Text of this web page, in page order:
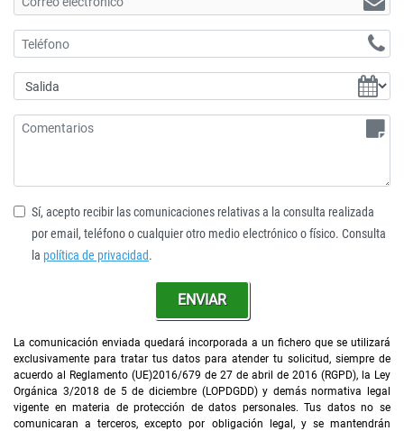
Sí, acepto recibir las comunicaciones relativas a la consulta realizada
por email, teléfono o cualquier otro medio electrónico o físico. Consulta
la política de privacidad.
ENVIAR
La comunicación enviada quedará incorporada a un fichero que se utilizará
exclusivamente para tratar tus datos para atender tu solicitud, siempre de
acuerdo al Reglamento (UE)2016/679 de 27 de abril de 2016 (RGPD), la Ley
Orgánica 3/2018 de 5 de diciembre (LOPDGDD) y demás normativa legal
vigente en materia de protección de datos personales. Tus datos no se
comunicaran a terceros, excepto por obligación legal, y se mantendrán